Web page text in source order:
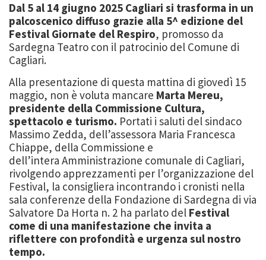
Dal 5 al 14 giugno 2025 Cagliari si trasforma in un
palcoscenico diffuso grazie alla 5^ edizione del
Festival Giornate del Respiro, promosso da
Sardegna Teatro con il patrocinio del Comune di
Cagliari.
Alla presentazione di questa mattina di giovedì 15
maggio, non è voluta mancare Marta Mereu,
presidente della Commissione Cultura,
spettacolo e turismo. Portati i saluti del sindaco
Massimo Zedda, dell’assessora Maria Francesca
Chiappe, della Commissione e
dell’intera Amministrazione comunale di Cagliari,
rivolgendo apprezzamenti per l’organizzazione del
Festival, la consigliera incontrando i cronisti nella
sala conferenze della Fondazione di Sardegna di via
Salvatore Da Horta n. 2 ha parlato del Festival
come di una manifestazione che invita a
riflettere con profondità e urgenza sul nostro
tempo.